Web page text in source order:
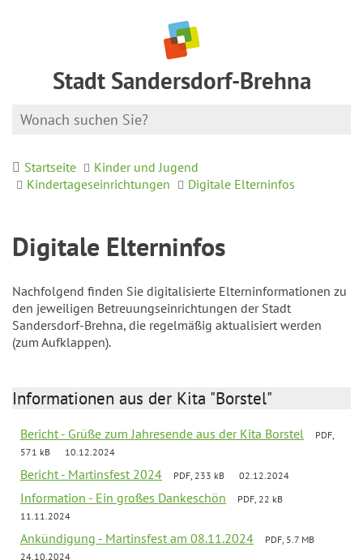
Stadt Sandersdorf-Brehna
Startseite
Kinder und Jugend
Kindertageseinrichtungen
Digitale Elterninfos
Digitale Elterninfos
Nachfolgend finden Sie digitalisierte Elterninformationen zu
den jeweiligen Betreuungseinrichtungen der Stadt
Sandersdorf-Brehna, die regelmäßig aktualisiert werden
(zum Aufklappen).
Informationen aus der Kita "Borstel"
Bericht - Grüße zum Jahresende aus der Kita Borstel
PDF,
571 kB
10.12.2024
Bericht - Martinsfest 2024 PDF, 233 kB 02.12.2024
Information - Ein großes Dankeschön
PDF, 22 kB
11.11.2024
Ankündigung - Martinsfest am 08.11.2024
PDF, 5.7 MB
24.10.2024